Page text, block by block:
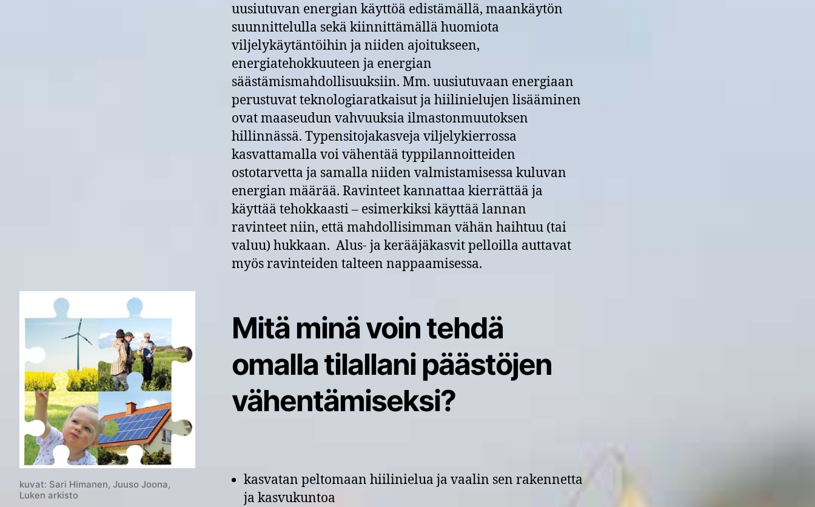
uusiutuvan energian käyttöä edistämällä, maankäytön
suunnittelulla sekä kiinnittämällä huomiota
viljelykäytäntöihin ja niiden ajoitukseen,
energiatehokkuuteen ja energian
säästämismahdollisuuksiin. Mm. uusiutuvaan energiaan
perustuvat teknologiaratkaisut ja hiilinielujen lisääminen
ovat maaseudun vahvuuksia ilmastonmuutoksen
hillinnässä. Typensitojakasveja viljelykierrossa
kasvattamalla voi vähentää typpilannoitteiden
ostotarvetta ja samalla niiden valmistamisessa kuluvan
energian määrää. Ravinteet kannattaa kierrättää ja
käyttää tehokkaasti – esimerkiksi käyttää lannan
ravinteet niin, että mahdollisimman vähän haihtuu (tai
valuu) hukkaan. Alus- ja kerääjäkasvit pelloilla auttavat
myös ravinteiden talteen nappaamisessa.
kuvat: Sari Himanen, Juuso Joona,
Luken arkisto
Mitä minä voin tehdä
omalla tilallani päästöjen
vähentämiseksi?
kasvatan peltomaan hiilinielua ja vaalin sen rakennetta
ja kasvukuntoa